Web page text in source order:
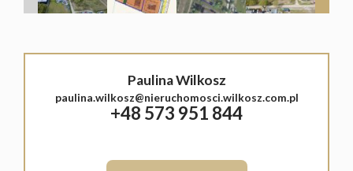
Leaflet|©OpenStreetMapcontributors
Paulina Wilkosz
paulina.wilkosz@nieruchomosci.wilkosz.com.pl
+48 573 951 844